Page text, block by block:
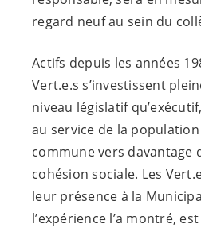
regard neuf au sein du
Actifs depuis les années
Vert.e.s s’investissent
niveau législatif
au service de la
commune vers davantage
cohésion sociale. Les
leur présence à la
l’expérience l’a montré,